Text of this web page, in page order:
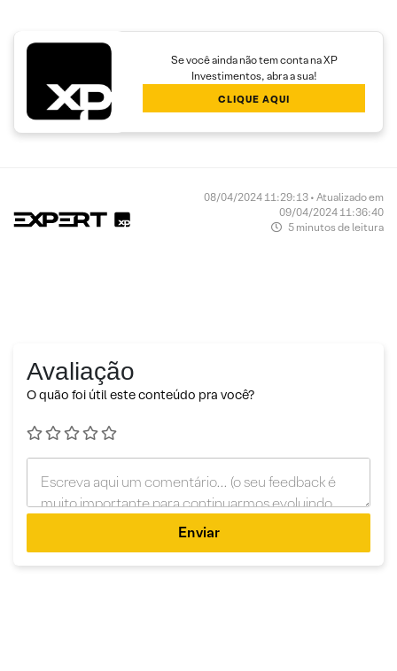
Se você ainda não tem conta na XP
Investimentos, abra a sua!
CLIQUE AQUI
08/04/2024 11:29:13 • Atualizado em
09/04/2024 11:36:40
5 minutos de leitura
Avaliação
O quão foi útil este conteúdo pra você?
Enviar